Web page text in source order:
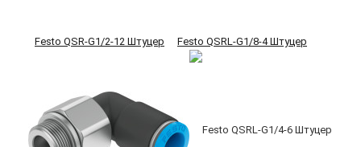
Festo QSR-G1/2-12 Штуцер Festo QSRL-G1/8-4 Штуцер